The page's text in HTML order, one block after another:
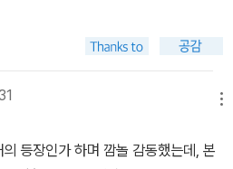
등장인가 하며 깜놀 감동했는데, 본